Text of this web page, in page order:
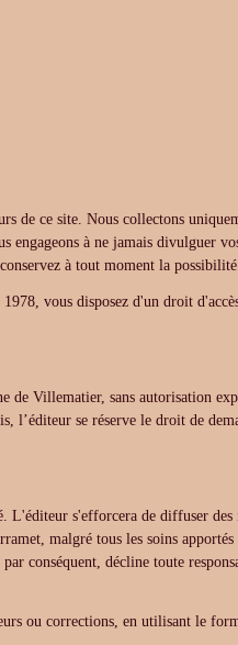
de ce site. Nous collectons
à ne jamais divulguer
à tout moment la possibilité
vous disposez d'un droit
Villematier, sans autorisation
se réserve le droit de
s'efforcera de diffuser des
malgré tous les soins apportés
conséquent, décline toute
ou corrections, en utilisant le